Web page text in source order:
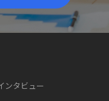
ンタビュー